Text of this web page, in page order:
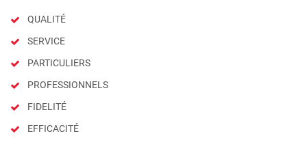
QUALITÉ
SERVICE
PARTICULIERS
PROFESSIONNELS
FIDELITÉ
EFFICACITÉ